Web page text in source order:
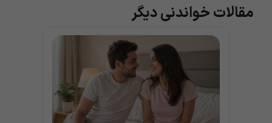
مقالات خواندنی دیگر